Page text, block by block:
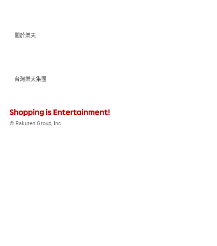
關於樂天
台灣樂天集團
© Rakuten Group, Inc.